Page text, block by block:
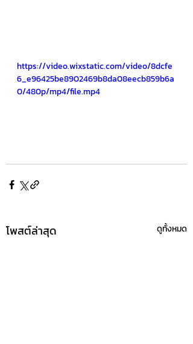
https://video.wixstatic.com/video/8dcfe
6_e96425be8902469b8da08eecb859b6a
0/480p/mp4/file.mp4
โพสต์ล่าสุด ดูทั้งหมด